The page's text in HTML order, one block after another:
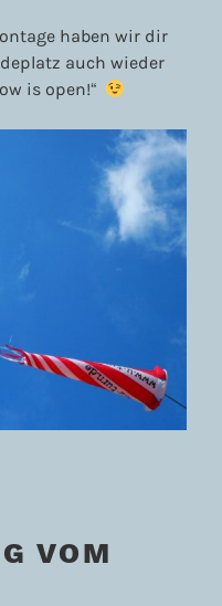
haben wir dir
auch wieder
is open!“
VOM